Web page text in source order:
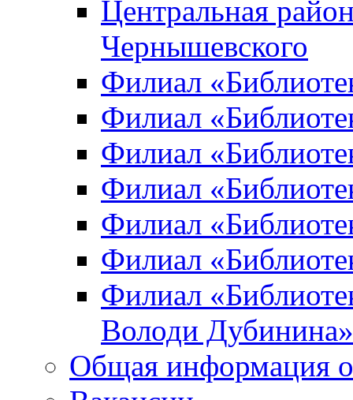
Центральная
Чернышевского
Филиал
Филиал
Филиал
Филиал
Филиал
Филиал
Филиал
Володи Дубинина»
Общая информация